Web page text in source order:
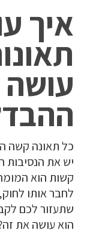
איך
כל תאונה קשה
יש את הנסיבות
קשות הוא
לחבר אותו
שתעזור לכם
הוא עושה את